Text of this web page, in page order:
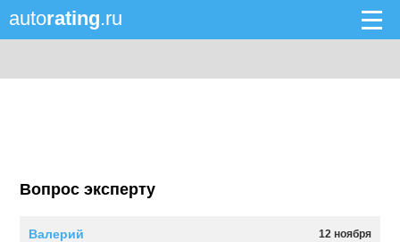
autorating.ru
Вопрос эксперту
12 ноября
Валерий